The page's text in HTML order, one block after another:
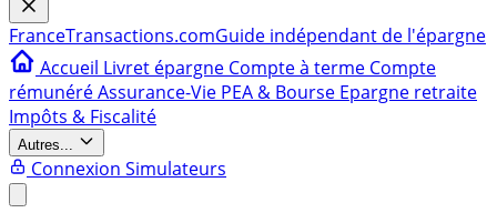
FranceTransactions.comGuide indépendant de l'épargne
Accueil Livret épargne Compte à terme Compte
rémunéréAssurance-Vie PEA & Bourse Epargne retraite
Impôts & Fiscalité
Autres...
Connexion Simulateurs